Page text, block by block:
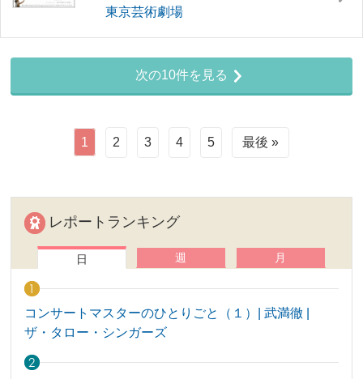
東京芸術劇場
次の10件を見る
1 2 3 4 5 最後 »
レポートランキング
日 週 月
コンサートマスターのひとりごと（１）| 武満徹 |
ザ・タロー・シンガーズ